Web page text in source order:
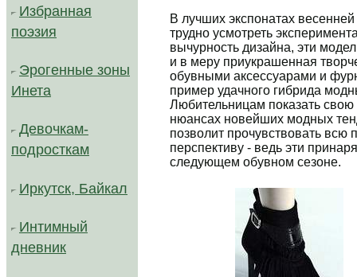
Избранная
поэзия
Эрогенные зоны
Инета
Девочкам-
подросткам
Иркутск, Байкал
Интимный
дневник
В лучших экспонатах
трудно усмотреть
вычурность дизайна, эти
и в меру приукрашенная
обувными аксессуарами и
пример удачного гибрида
Любительницам показать
нюансах новейших модных
позволит прочувствовать всю
перспективу - ведь эти
следующем обувном сезоне.